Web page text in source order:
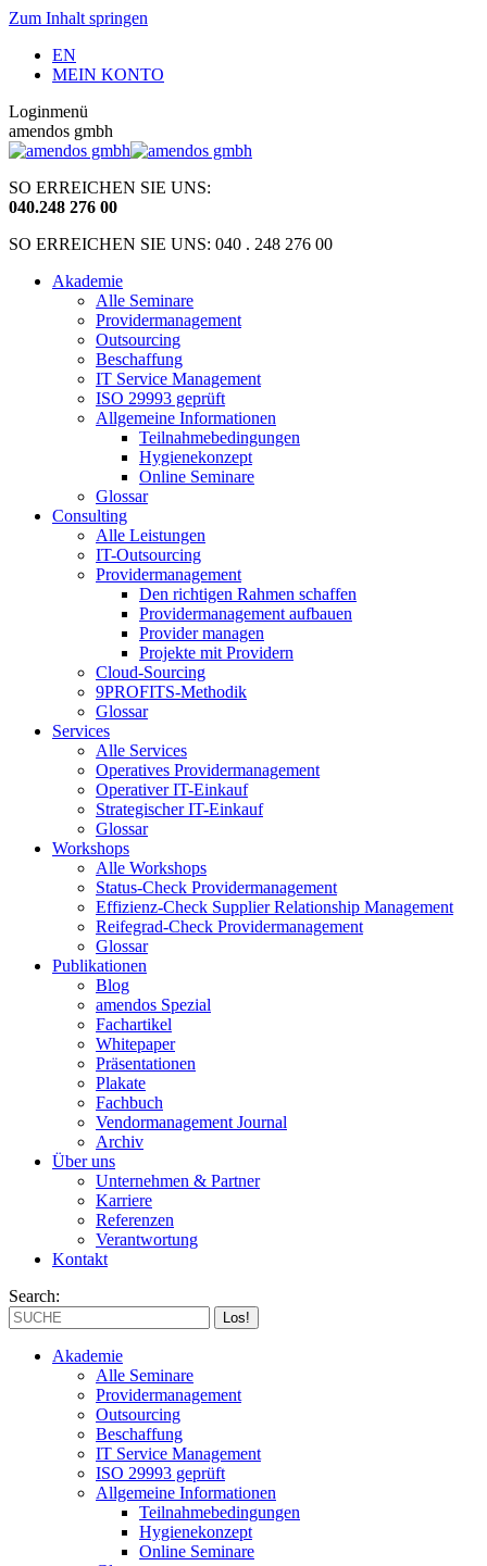
Zum Inhalt springen
EN
MEIN KONTO
Loginmenü
amendos gmbh
SO ERREICHEN SIE UNS:
040.248 276 00
SO ERREICHEN SIE UNS: 040 . 248 276 00
Akademie
Alle Seminare
Providermanagement
Outsourcing
Beschaffung
IT Service Management
ISO 29993 geprüft
Allgemeine Informationen
Teilnahmebedingungen
Hygienekonzept
Online Seminare
Glossar
Consulting
Alle Leistungen
IT-Outsourcing
Providermanagement
Den richtigen Rahmen schaffen
Providermanagement aufbauen
Provider managen
Projekte mit Providern
Cloud-Sourcing
9PROFITS-Methodik
Glossar
Services
Alle Services
Operatives Providermanagement
Operativer IT-Einkauf
Strategischer IT-Einkauf
Glossar
Workshops
Alle Workshops
Status-Check Providermanagement
Effizienz-Check Supplier Relationship Management
Reifegrad-Check Providermanagement
Glossar
Publikationen
Blog
amendos Spezial
Fachartikel
Whitepaper
Präsentationen
Plakate
Fachbuch
Vendormanagement Journal
Archiv
Über uns
Unternehmen & Partner
Karriere
Referenzen
Verantwortung
Kontakt
Search:
Akademie
Alle Seminare
Providermanagement
Outsourcing
Beschaffung
IT Service Management
ISO 29993 geprüft
Allgemeine Informationen
Teilnahmebedingungen
Hygienekonzept
Online Seminare